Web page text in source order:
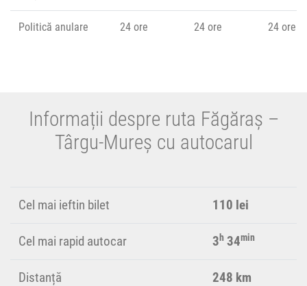
Politică anulare 24 ore 24 ore 24 ore
Informații despre ruta Făgăraș –
Târgu-Mureș cu autocarul
Cel mai ieftin bilet 110 lei
Cel mai rapid autocar 3h 34min
Distanță 248 km